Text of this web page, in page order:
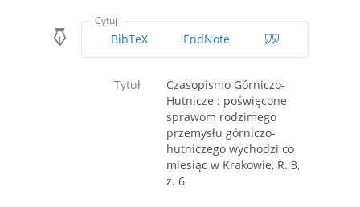
Cytuj
BibTeX EndNote
Tytuł
Czasopismo Górniczo-
Hutnicze : poświęcone
sprawom rodzimego
przemysłu górniczo-
hutniczego wychodzi co
miesiąc w Krakowie, R. 3,
z. 6